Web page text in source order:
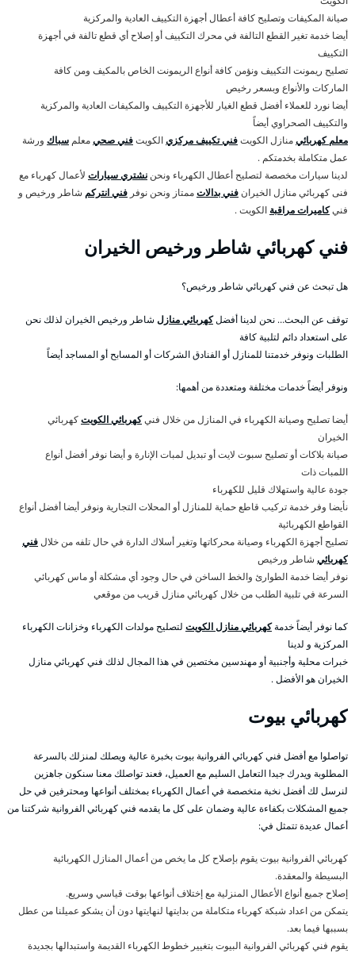
صيانة المكيفات وتصليح كافة أعطال أجهزة التكييف العادية والمركزية
أيضا خدمة تغير القطع التالفة في محرك التكييف أو إصلاح أي قطع تالفة في أجهزة
التكييف
تصليح ريمونت التكييف ونؤمن كافة أنواع الريمونت الخاص بالمكيف ومن كافة
الماركات والأنواع وبسعر رخيص
أيضا نورد للعملاء أفضل قطع الغيار للأجهزة التكييف والمكيفات العادية والمركزية
والتكييف الصحراوي أيضاً
معلم كهربائيمنازل الكويتفني تكييف مركزيالكويتفني صحيمعلم سباك ورشة
عمل متكاملة بخدمتكم .
لدينا سيارات مخصصة لتصليح أعطال الكهرباء ونحن نشتري سيارات لأعمال كهرباء مع
فنى كهربائي منازل الخيران فني بدالاتممتاز ونحن نوفر فني انتركم شاطر ورخيص و
فنيكاميرات مراقبة الكويت .
فني كهربائي شاطر ورخيص الخيران
هل تبحث عن فني كهربائي شاطر ورخيص؟
توقف عن البحث… نحن لدينا أفضلكهربائي منازل شاطر ورخيص الخيران لذلك نحن
على استعداد دائم لتلبية كافة
الطلبات ونوفر خدمتنا للمنازل أو الفنادق الشركات أو المسابح أو المساجد أيضاً
ونوفر أيضاً خدمات مختلفة ومتعددة من أهمها:
أيضا تصليح وصيانة الكهرباء في المنازل من خلال فنيكهربائي الكويتكهربائي
الخيران
صيانة بلاكات أو تصليح سبوت لايت أو تبديل لمبات الإنارة و أيضا نوفر أفضل أنواع
اللمبات ذات
جودة عالية واستهلاك قليل للكهرباء
نأيضا وفر خدمة تركيب قاطع حماية للمنازل أو المحلات التجارية ونوفر أيضا أفضل أنواع
القواطع الكهربائية
تصليح أجهزة الكهرباء وصيانة محركاتها وتغير أسلاك الدارة في حال تلفه من خلالفني
كهربائي شاطر ورخيص
نوفر أيضا خدمة الطوارئ والخط الساخن في حال وجود أي مشكلة أو ماس كهربائي
السرعة في تلبية الطلب من خلال كهربائي منازل قريب من موقعي
كما نوفر أيضاً خدمةكهربائي منازل الكويت لتصليح مولدات الكهرباء وخزانات الكهرباء
المركزية و لدينا
خبرات محلية وأجنبية أو مهندسين مختصين في هذا المجال لذلك فني كهربائي منازل
الخيران هو الأفضل .
كهربائي بيوت
تواصلوا مع أفضل فني كهربائي الفروانية بيوت بخبرة عالية ويصلك لمنزلك بالسرعة
المطلوبة ويدرك جيدا التعامل السليم مع العميل، فعند تواصلك معنا سنكون جاهزين
لنرسل لك أفضل نخبة متخصصة في أعمال الكهرباء بمختلف أنواعها ومحترفين في حل
جميع المشكلات بكفاءة عالية وضمان على كل ما يقدمه فني كهربائي الفروانية شركتنا من
أعمال عديدة تتمثل في:
كهربائي الفروانية بيوت يقوم بإصلاح كل ما يخص من أعمال المنازل الكهربائية
البسيطة والمعقدة.
إصلاح جميع أنواع الأعطال المنزلية مع إختلاف أنواعها بوقت قياسي وسريع.
يتمكن من اعداد شبكة كهرباء متكاملة من بدايتها لنهايتها دون أن يشكو عميلنا من عطل
بسببها فيما بعد.
يقوم فني كهربائي الفروانية البيوت بتغيير خطوط الكهرباء القديمة واستبدالها بجديدة